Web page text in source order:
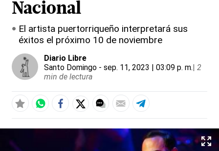
Nacional
El artista puertorriqueño interpretará sus
éxitos el próximo 10 de noviembre
Diario Libre
Santo Domingo - sep. 11, 2023 | 03:09 p. m.| 2
min de lectura